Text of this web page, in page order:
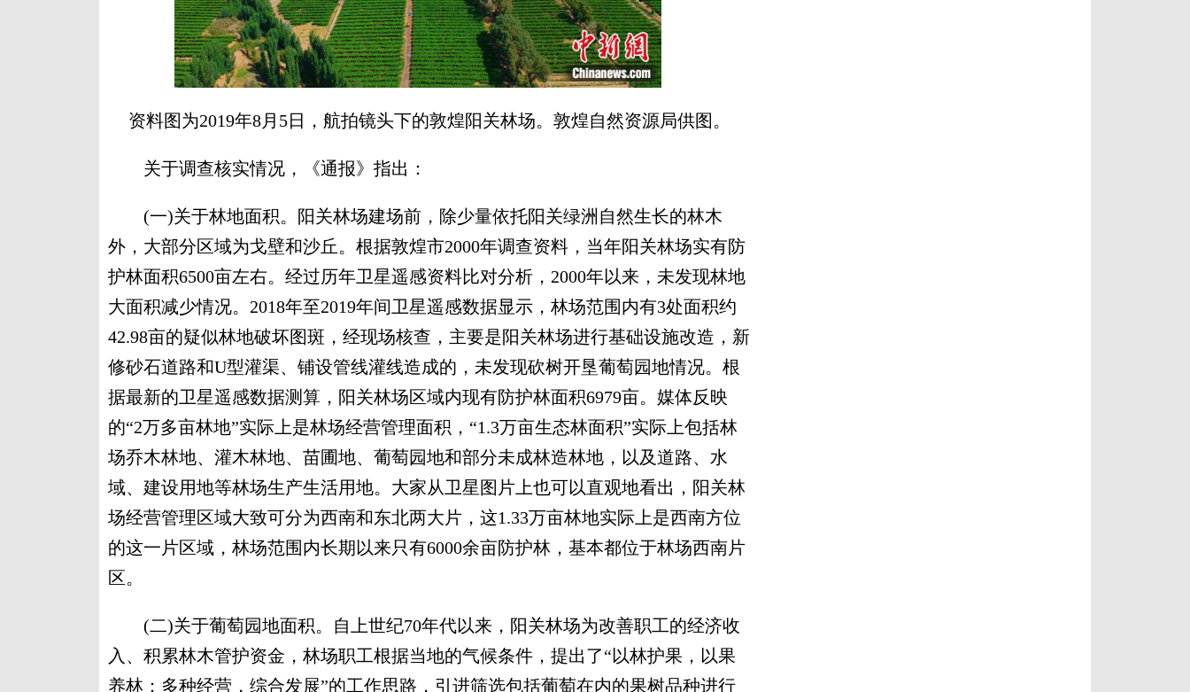
资料图为2019年8月5日，航拍镜头下的敦煌阳关林场。敦煌自然资源局供图。
关于调查核实情况，《通报》指出：
(一)关于林地面积。阳关林场建场前，除少量依托阳关绿洲自然生长的林木
外，大部分区域为戈壁和沙丘。根据敦煌市2000年调查资料，当年阳关林场实有防
护林面积6500亩左右。经过历年卫星遥感资料比对分析，2000年以来，未发现林地
大面积减少情况。2018年至2019年间卫星遥感数据显示，林场范围内有3处面积约
42.98亩的疑似林地破坏图斑，经现场核查，主要是阳关林场进行基础设施改造，新
修砂石道路和U型灌渠、铺设管线灌线造成的，未发现砍树开垦葡萄园地情况。根
据最新的卫星遥感数据测算，阳关林场区域内现有防护林面积6979亩。媒体反映
的“2万多亩林地”实际上是林场经营管理面积，“1.3万亩生态林面积”实际上包括林
场乔木林地、灌木林地、苗圃地、葡萄园地和部分未成林造林地，以及道路、水
域、建设用地等林场生产生活用地。大家从卫星图片上也可以直观地看出，阳关林
场经营管理区域大致可分为西南和东北两大片，这1.33万亩林地实际上是西南方位
的这一片区域，林场范围内长期以来只有6000余亩防护林，基本都位于林场西南片
区。
(二)关于葡萄园地面积。自上世纪70年代以来，阳关林场为改善职工的经济收
入、积累林木管护资金，林场职工根据当地的气候条件，提出了“以林护果，以果
养林；多种经营，综合发展”的工作思路，引进筛选包括葡萄在内的果树品种进行